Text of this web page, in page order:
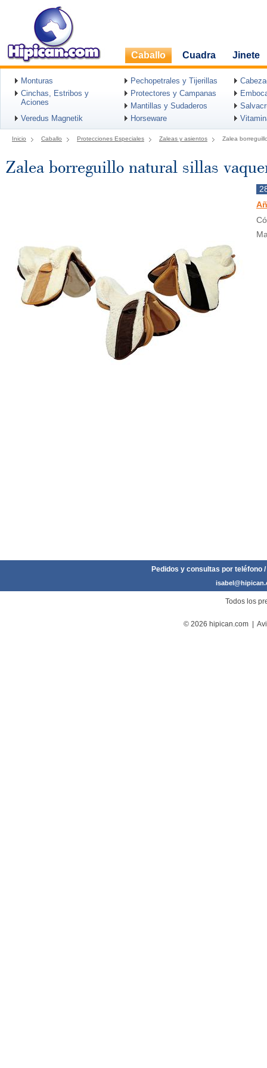
Caballo Cuadra Jinete
Monturas Pechopetrales y Tijerillas
Cinchas, Estribos y
Aciones
Protectores y Campanas
Mantillas y Sudaderos
Veredus Magnetik
Horseware
Inicio Caballo Protecciones Especiales Zaleas y asientos Zalea
Zalea borreguillo natural sillas
Pedidos y consultas por teléfono
Todos los
© 2026 hipican.com |